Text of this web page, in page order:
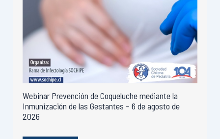
Webinar Prevención de Coqueluche mediante la
Inmunización de las Gestantes – 6 de agosto de
2026